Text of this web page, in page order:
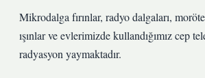
Mikrodalga fırınlar, radyo dalgaları,
ışınlar ve evlerimizde kullandığımız cep
radyasyon yaymaktadır.